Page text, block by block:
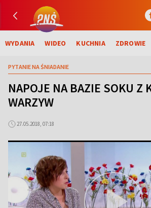
WYDANIA WIDEO KUCHNIA ZDROWIE
PYTANIE NA ŚNIADANIE
NAPOJE NA BAZIE SOKU Z
WARZYW
27.05.2018, 07:18